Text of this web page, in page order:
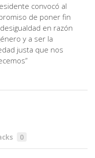
convocó al
de poner fin
desigualdad en razón
y a ser la
justa que nos
0